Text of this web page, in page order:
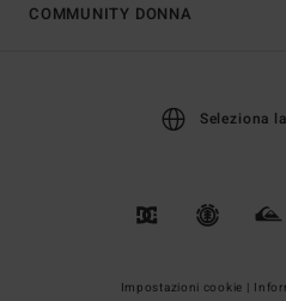
COMMUNITY DONNA
Seleziona
Impostazioni cookie |